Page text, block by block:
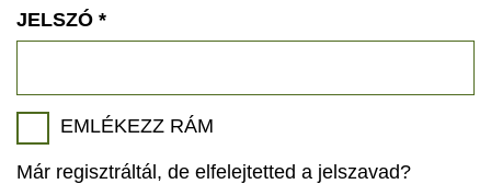
GEOPARKOK
JELSZÓ *
EMLÉKEZZ RÁM
Már regisztráltál, de elfelejtetted a jelszavad?